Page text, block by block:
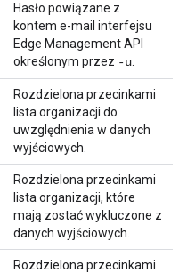
Hasło powiązane z
kontem e-mail interfejsu
Edge Management API
określonym przez -u
Rozdzielona przecinkami
lista organizacji do
uwzględnienia w danych
wyjściowych.
Rozdzielona przecinkami
lista organizacji, które
mają zostać wykluczone z
danych wyjściowych.
Rozdzielona przecinkami